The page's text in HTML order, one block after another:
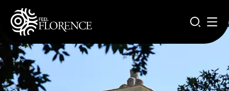
Pasar al contenido principal